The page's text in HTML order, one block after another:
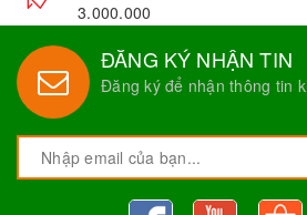
3.000.000
ĐĂNG KÝ NHẬN TIN
Đăng ký để nhận thông tin